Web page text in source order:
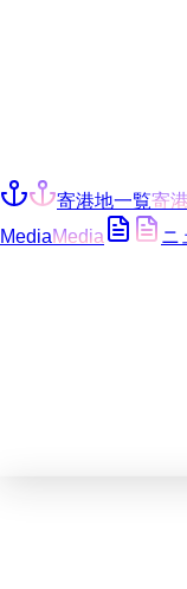
寄港地一覧寄
MediaMedia ニ